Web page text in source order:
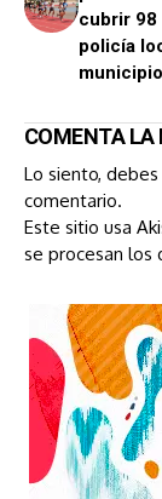
cubrir 98
policía
COMENTA LA
Lo siento,
comentario.
Este sitio usa
se procesan los